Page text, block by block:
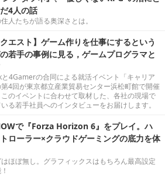
4人の話
人たちが語る奥深さとは。
クエスト】ゲーム作りを仕事にするという
若手の事例に見る，ゲームプログラマと
4Gamerの合同による就活イベント「キャリア
4回が東京都立産業貿易センター浜松町館で開催
のイベントに合わせて取材した、各社の現場で
る若手社員へのインタビューをお届けします。
で『Forza Horizon 6』をプレイ。ハ
ローラー×クラウドゲーミングの底力を体
ほぼ無し。グラフィックスはもちろん最高設定